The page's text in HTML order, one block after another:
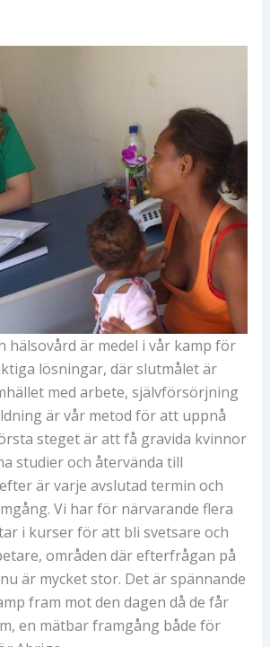
hälsovård är medel i vår kamp för
lösningar, där slutmålet är
med arbete, självförsörjning
är vår metod för att uppnå
steget är att få gravida kvinnor
studier och återvända till
är varje avslutad termin och
Vi har för närvarande flera
i kurser för att bli svetsare och
områden där efterfrågan på
är mycket stor. Det är spännande
fram mot den dagen då de får
en mätbar framgång både för